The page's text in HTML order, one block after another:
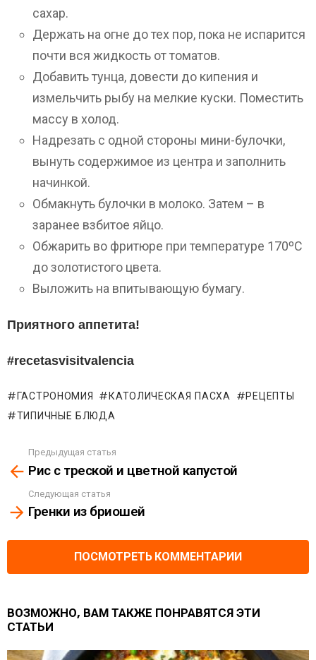
сахар.
Держать на огне до тех пор, пока не испарится
почти вся жидкость от томатов.
Добавить тунца, довести до кипения и
измельчить рыбу на мелкие куски. Поместить
массу в холод.
Надрезать с одной стороны мини-булочки,
вынуть содержимое из центра и заполнить
начинкой.
Обмакнуть булочки в молоко. Затем – в
заранее взбитое яйцо.
Обжарить во фритюре при температуре 170ºС
до золотистого цвета.
Выложить на впитывающую бумагу.
Приятного аппетита!
#recetasvisitvalencia
ГАСТРОНОМИЯ КАТОЛИЧЕСКАЯ ПАСХА
РЕЦЕПТЫ
ТИПИЧНЫЕ БЛЮДА
See
more
Предыдущая статья
Рис с треской и цветной капустой
Следующая статья
Гренки из бриошей
ПОСМОТРЕТЬ КОММЕНТАРИИ
ВОЗМОЖНО, ВАМ ТАКЖЕ ПОНРАВЯТСЯ ЭТИ
СТАТЬИ